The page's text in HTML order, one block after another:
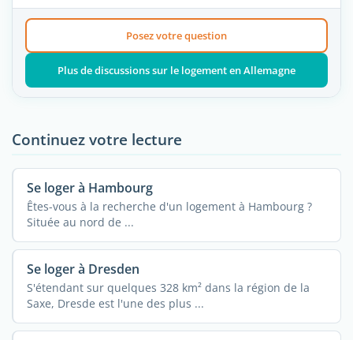
Posez votre question
Plus de discussions sur le logement en Allemagne
Continuez votre lecture
Se loger à Hambourg
Êtes-vous à la recherche d'un logement à Hambourg ?
Située au nord de ...
Se loger à Dresden
S'étendant sur quelques 328 km² dans la région de la
Saxe, Dresde est l'une des plus ...